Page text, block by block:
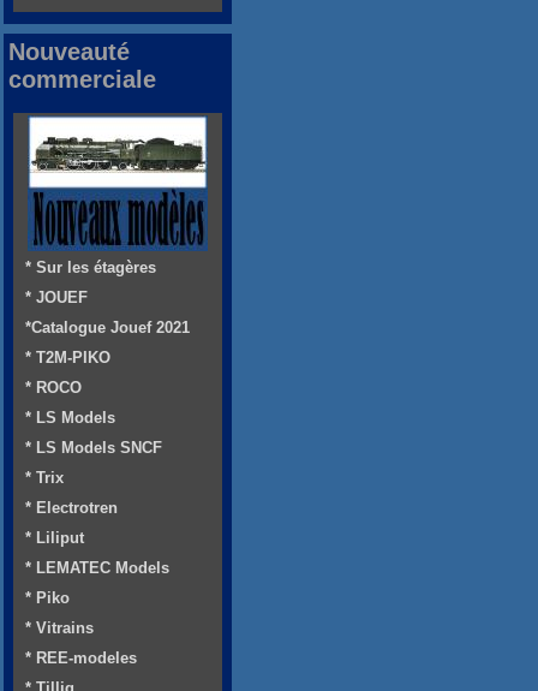
Nouveauté
commerciale
* Sur les étagères
* JOUEF
*Catalogue Jouef 2021
* T2M-PIKO
* ROCO
* LS Models
* LS Models SNCF
* Trix
* Electrotren
* Liliput
* LEMATEC Models
* Piko
* Vitrains
* REE-modeles